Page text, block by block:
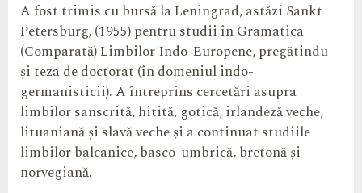
A fost trimis cu bursă la Leningrad, astăzi Sankt
Petersburg, (1955) pentru studii în Gramatica
(Comparată) Limbilor Indo-Europene, pregătindu-
și teza de doctorat (în domeniul indo-
germanisticii). A întreprins cercetări asupra
limbilor sanscrită, hitită, gotică, irlandeză veche,
lituaniană și slavă veche și a continuat studiile
limbilor balcanice, basco-umbrică, bretonă și
norvegiană.